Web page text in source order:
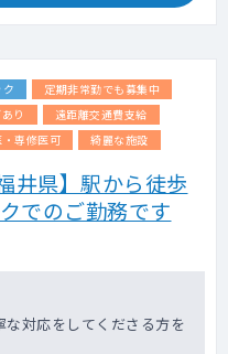
定期非常勤でも募集中
り
遠距離交通費支給
専修医可 綺麗な施設
井県】駅から徒歩
でのご勤務です
対応をしてくださる方を